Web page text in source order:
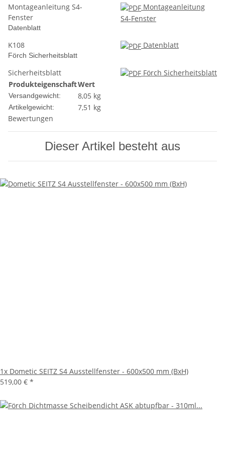
Montageanleitung S4-
Fenster
Montageanleitung
S4-Fenster
Datenblatt
K108 Datenblatt
Förch Sicherheitsblatt
Sicherheitsblatt
Förch Sicherheitsblatt
ProdukteigenschaftWert
Versandgewicht: 8,05 kg
Artikelgewicht: 7,51 kg
Bewertungen
Dieser Artikel besteht aus
1x Dometic SEITZ S4 Ausstellfenster - 600x500 mm (BxH)
519,00 € *